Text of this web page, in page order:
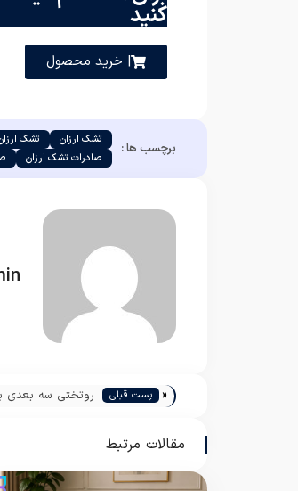
کنید
| خرید محصول
برچسب ها : تشک ارزان تشک
صادرات تشک ارزان
« پست قبلی
روتختی سه بعدی
مقالات مرتبط